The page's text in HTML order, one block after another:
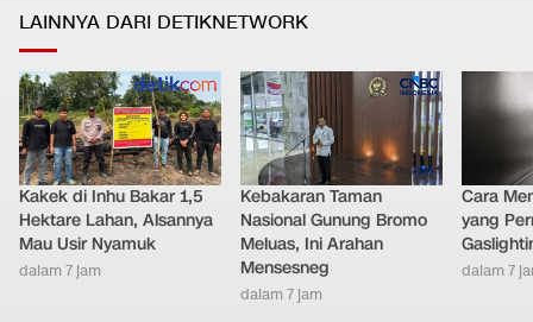
LAINNYA DARI DETIKNETWORK
Kakek di Inhu Bakar 1,5
Hektare Lahan, Alsannya
Mau Usir Nyamuk
dalam 7 jam
Kebakaran Taman
Nasional Gunung Bromo
Meluas, Ini Arahan
Mensesneg
dalam 7 jam
Cara
yang
dalam 7